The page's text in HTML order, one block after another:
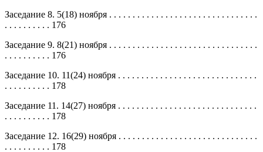
Заседание 8. 5(18) ноября . . . . . . . . . . . . . . . . . . . . . . . . . . . . . . . .
. . . . . . . . . . 176
Заседание 9. 8(21) ноября . . . . . . . . . . . . . . . . . . . . . . . . . . . . . . . .
. . . . . . . . . . 176
Заседание 10. 11(24) ноября . . . . . . . . . . . . . . . . . . . . . . . . . . . . . .
. . . . . . . . . . 178
Заседание 11. 14(27) ноября . . . . . . . . . . . . . . . . . . . . . . . . . . . . . .
. . . . . . . . . . 178
Заседание 12. 16(29) ноября . . . . . . . . . . . . . . . . . . . . . . . . . . . . . .
. . . . . . . . . . 178